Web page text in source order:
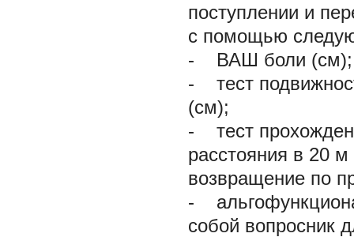
поступлении и
с помощью
- ВАШ боли (см);
- тест
(см);
- тест
расстояния в 20
возвращение по
-
собой вопросник